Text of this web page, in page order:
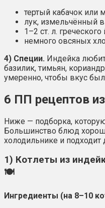
тертый кабачок или
лук, измельчённый
1–2 ст. л. греческого
немного овсяных
4) Специи. Индейка
базилик, тимьян,
умеренно, чтобы вкус был
6 ПП рецептов
Ниже — подборка,
Большинство блюд
холодильнике и подходит
1) Котлеты из
🍽️
Ингредиенты (на 8–10